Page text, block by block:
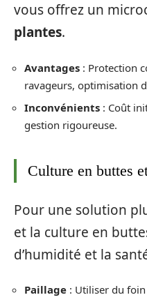
vous offrez un
plantes.
Avantages : Protection
ravageurs, optimisation
Inconvénients : Coût
gestion rigoureuse.
Culture en buttes
Pour une solution
et la culture en
d’humidité et la
Paillage : Utiliser du